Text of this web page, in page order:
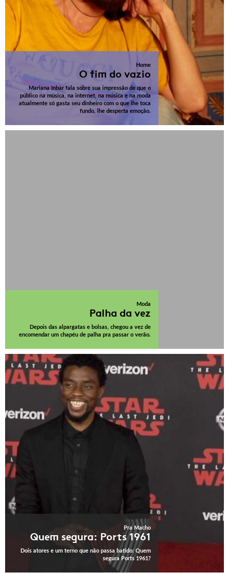
Home
O fim do vazio
Mariana Inbar fala sobre sua impressão de que o
público na música, na internet, na música e na moda
atualmente só gasta seu dinheiro com o que lhe toca
fundo, lhe desperta emoção.
Moda
Palha da vez
Depois das alpargatas e bolsas, chegou a vez de
encomendar um chapéu de palha pra passar o verão.
Pra Macho
Quem segura: Ports 1961
Dois atores e um terno que não passa batido: Quem
segura Ports 1961?